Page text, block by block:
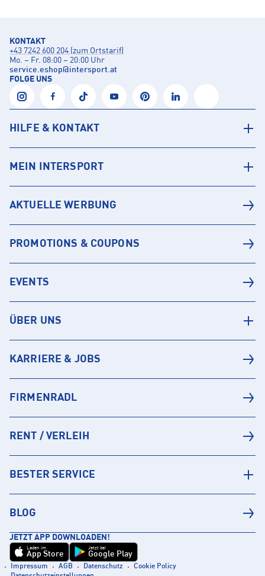
KONTAKT
+43 7242 600 204 (zum Ortstarif)
Mo. – Fr. 08:00 – 20:00 Uhr
service.eshop@intersport.at
FOLGE UNS
HILFE & KONTAKT
MEIN INTERSPORT
AKTUELLE WERBUNG
PROMOTIONS & COUPONS
EVENTS
ÜBER UNS
KARRIERE & JOBS
FIRMENRADL
RENT / VERLEIH
BESTER SERVICE
BLOG
JETZT APP DOWNLOADEN!
Laden im
App Store
Jetzt bei
Google Play
Impressum AGB Datenschutz
Cookie Policy